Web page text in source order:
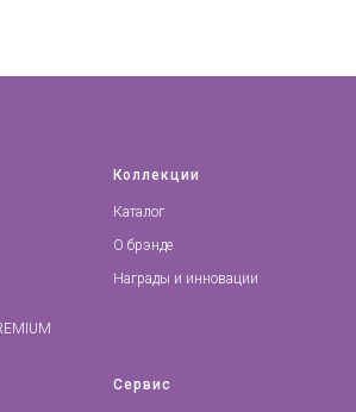
Коллекции
Каталог
О брэнде
Награды и инновации
Сервис